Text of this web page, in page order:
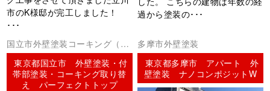
市のK様邸が完工しました！
･･･
過から塗装の･･･
国立市外壁塗装コーキング（シ
ーリング）
東京都国立市 外壁塗装・付
帯部塗装・コーキング取り替
え パーフェクトトップ
多摩市外壁塗装
東京都多摩市 アパート 外
壁塗装 ナノコンポジットW